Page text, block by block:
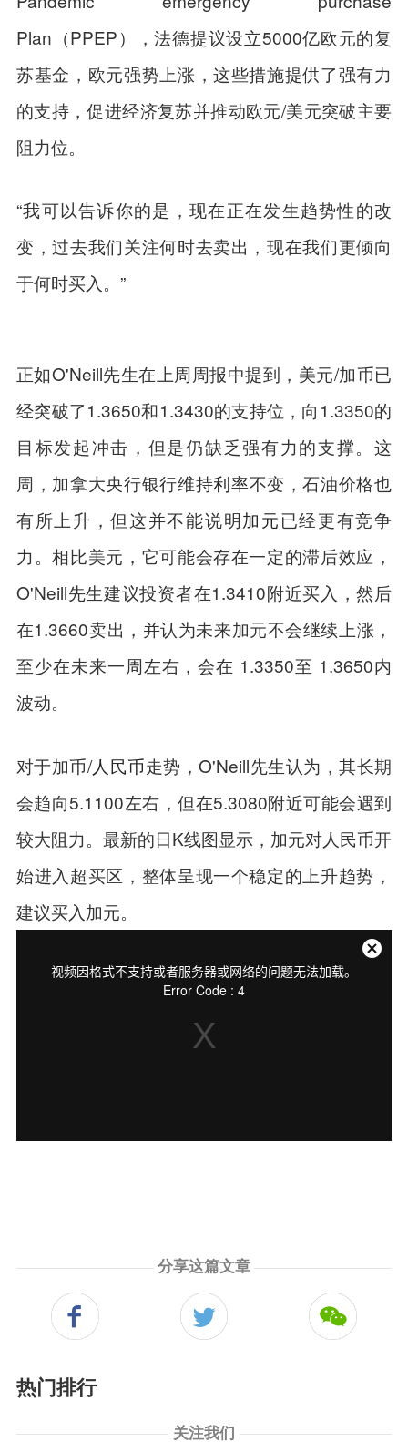
Plan（PPEP），法德提议设立5000亿欧元的复
苏基金，欧元强势上涨，这些措施提供了强有力
的支持，促进经济复苏并推动欧元/美元突破主要
阻力位。
“我可以告诉你的是，现在正在发生趋势性的改
变，过去我们关注何时去卖出，现在我们更倾向
于何时买入。”
正如O'Neill先生在上周周报中提到，美元/加币已
经突破了1.3650和1.3430的支持位，向1.3350的
目标发起冲击，但是仍缺乏强有力的支撑。这
周，加拿大央行银行维持利率不变，石油价格也
有所上升，但这并不能说明加元已经更有竞争
力。相比美元，它可能会存在一定的滞后效应，
O'Neill先生建议投资者在1.3410附近买入，然后
在1.3660卖出，并认为未来加元不会继续上涨，
至少在未来一周左右，会在 1.3350至 1.3650内
波动。
对于加币/人民币走势，O'Neill先生认为，其长期
会趋向5.1100左右，但在5.3080附近可能会遇到
较大阻力。最新的日K线图显示，加元对人民币开
始进入超买区，整体呈现一个稳定的上升趋势，
建议买入加元。
视频因格式不支持或者服务器或网络的问题无法加载。
Error Code : 4
关
分享这篇文章
热门排行
关注我们